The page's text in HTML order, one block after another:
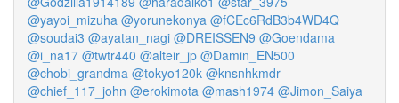
@yayoi_mizuha @yorunekonya @fCEc6RdB3b4WD4Q
@soudai3 @ayatan_nagi @DREISSEN9 @Goendama
@i_na17 @twtr440 @alteir_jp @Damin_EN500
@chobi_grandma @tokyo120k @knsnhkmdr
@chief_117_john @erokimota @mash1974 @Jimon_Saiya